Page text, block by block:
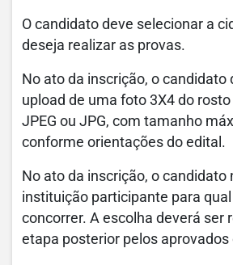
O candidato deve selecionar a
deseja realizar as provas.
No ato da inscrição, o candidato
upload de uma foto 3X4 do
JPEG ou JPG, com tamanho
conforme orientações do edital.
No ato da inscrição, o candidato
instituição participante para
concorrer. A escolha deverá ser
etapa posterior pelos